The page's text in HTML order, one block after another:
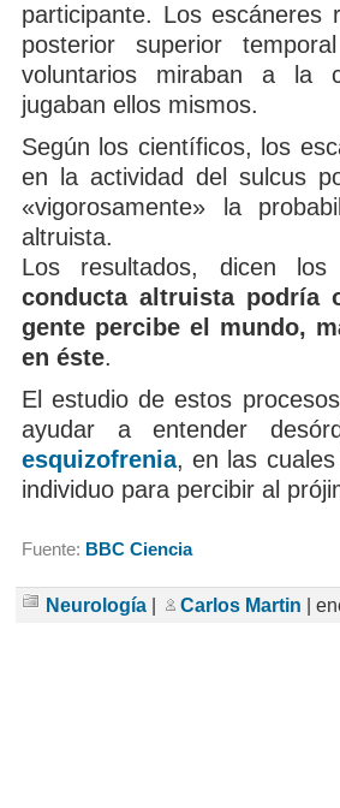
participante. Los escáneres
posterior superior
voluntarios miraban a la
jugaban ellos mismos.
Según los científicos, los
en la actividad del sulcus
«vigorosamente» la
altruista.
Los resultados, dicen
conducta altruista podría
gente percibe el mundo,
en éste.
El estudio de estos
ayudar a entender
esquizofrenia, en las
individuo para percibir al
Fuente: BBC Ciencia
Neurología Carlos Martin |